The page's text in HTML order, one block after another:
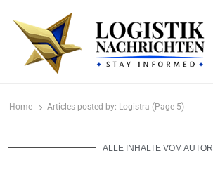
Home Articles posted by: Logistra (Page 5)
ALLE INHALTE VOM AUTOR